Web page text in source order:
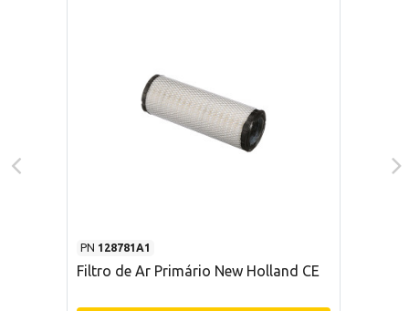
PN 128781A1
Filtro de Ar Primário New Holland CE